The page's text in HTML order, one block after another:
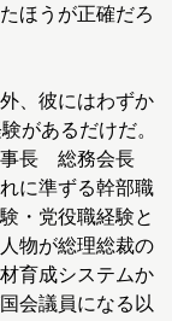
ほうが正確だろ
、彼にはわずか
があるだけだ。
事長 総務会長
に準ずる幹部職
・党役職経験と
物が総理総裁の
育成システムか
会議員になる以